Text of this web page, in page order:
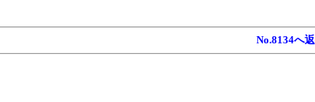
No.8134へ